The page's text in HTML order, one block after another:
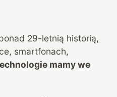
29-letnią historią,
smartfonach,
mamy we